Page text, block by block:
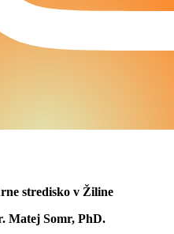
stredisko v Žiline
Matej Somr, PhD.